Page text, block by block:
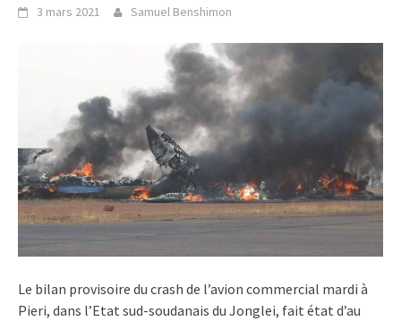
3 mars 2021 Samuel Benshimon
Le bilan provisoire du crash de l’avion commercial mardi à
Pieri, dans l’Etat sud-soudanais du Jonglei, fait état d’au